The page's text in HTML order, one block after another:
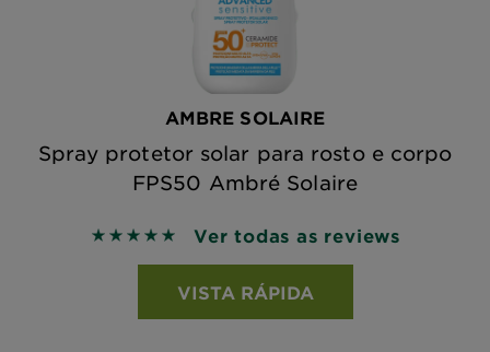
AMBRE SOLAIRE
Spray protetor solar para rosto e corpo
FPS50 Ambré Solaire
5 out of 5 stars based on reviews
Ver todas as reviews
VISTA RÁPIDA